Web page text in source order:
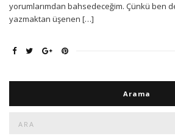
yorumlarımdan bahsedeceğim. Çünkü ben
yazmaktan üşenen […]
Arama